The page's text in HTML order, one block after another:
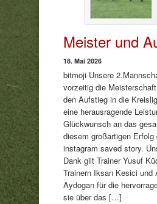
Meister und
18. Mai 2026
bitmoji Unsere
vorzeitig die
den Aufstieg in die
eine herausragende
Glückwunsch an das
diesem großartigen Erfolg
instagram saved story.
Dank gilt Trainer Yusuf
Trainern Iksan Kesici und
Aydogan für die
sie über das […]